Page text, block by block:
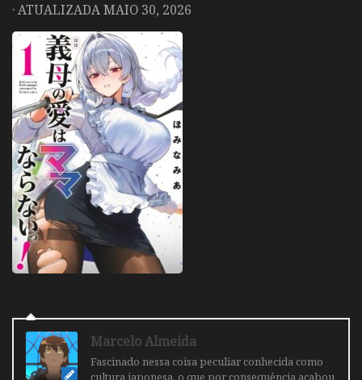
· ATUALIZADAMAIO 30, 2026
Marcelo Almeida
Fascinado nessa coisa peculiar conhecida como
cultura japonesa, o que por consequência acabou